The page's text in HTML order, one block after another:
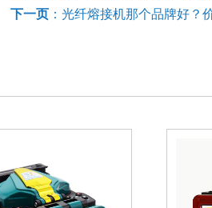
下一页： 光纤熔接机那个品牌好？